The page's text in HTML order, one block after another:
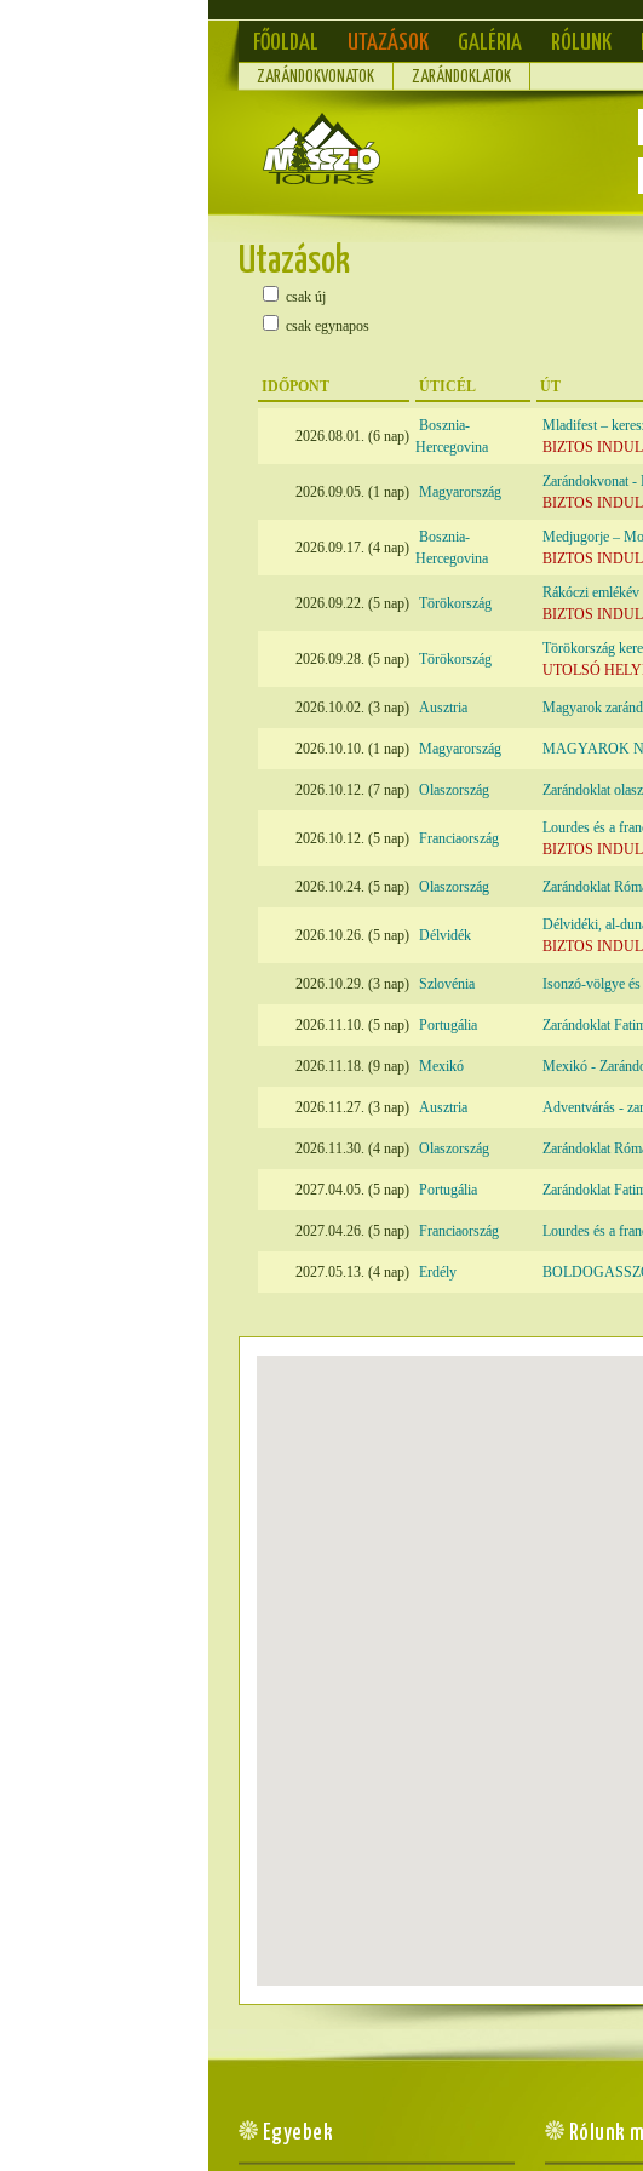
FŐOLDAL UTAZÁSOK GALÉRIA RÓLUNK
ZARÁNDOKVONATOK ZARÁNDOKLATOK
Utazások
csak új
csak egynapos
IDŐPONT
ÚTICÉL ÚT
2026.08.01. (6 nap)
Bosznia-
Hercegovina
Mladifest –
BIZTOS
2026.09.05. (1 nap) Magyarország
Zarándokvonat -
BIZTOS
2026.09.17. (4 nap)
Bosznia-
Hercegovina
Medjugorje –
BIZTOS
2026.09.22. (5 nap) Törökország
Rákóczi
BIZTOS
2026.09.28. (5 nap) Törökország
Törökország
UTOLSÓ
2026.10.02. (3 nap) Ausztria Magyarok
2026.10.10. (1 nap) Magyarország MAGYAROK
2026.10.12. (7 nap) Olaszország Zarándoklat
2026.10.12. (5 nap) Franciaország
Lourdes és a
BIZTOS
2026.10.24. (5 nap) Olaszország Zarándoklat
2026.10.26. (5 nap) Délvidék
Délvidéki, al-
BIZTOS
2026.10.29. (3 nap) Szlovénia Isonzó-völgye
2026.11.10. (5 nap) Portugália Zarándoklat
2026.11.18. (9 nap) Mexikó Mexikó -
2026.11.27. (3 nap) Ausztria Adventvárás -
2026.11.30. (4 nap) Olaszország Zarándoklat
2027.04.05. (5 nap) Portugália Zarándoklat
2027.04.26. (5 nap) Franciaország Lourdes és a
2027.05.13. (4 nap) Erdély
Egyebek Rólunk